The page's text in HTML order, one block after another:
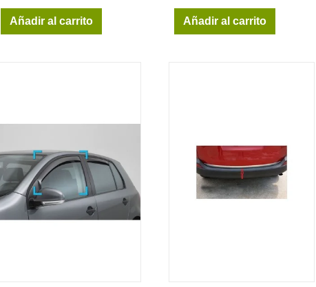
Añadir al carrito Añadir al carrito